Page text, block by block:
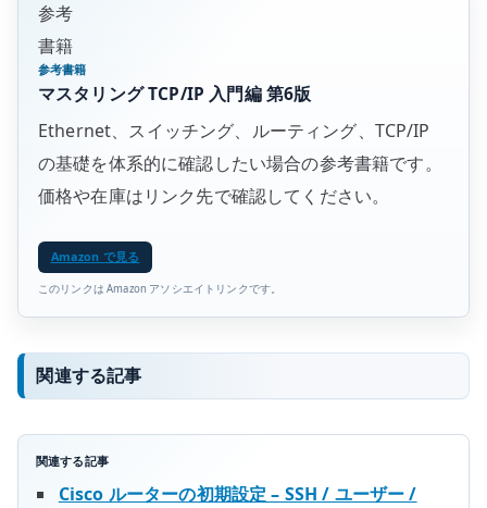
参考
書籍
参考書籍
マスタリング TCP/IP 入門編 第6版
Ethernet、スイッチング、ルーティング、TCP/IP
の基礎を体系的に確認したい場合の参考書籍です。
価格や在庫はリンク先で確認してください。
Amazon で見る
このリンクは Amazon アソシエイトリンクです。
関連する記事
関連する記事
Cisco ルーターの初期設定 – SSH / ユーザー /